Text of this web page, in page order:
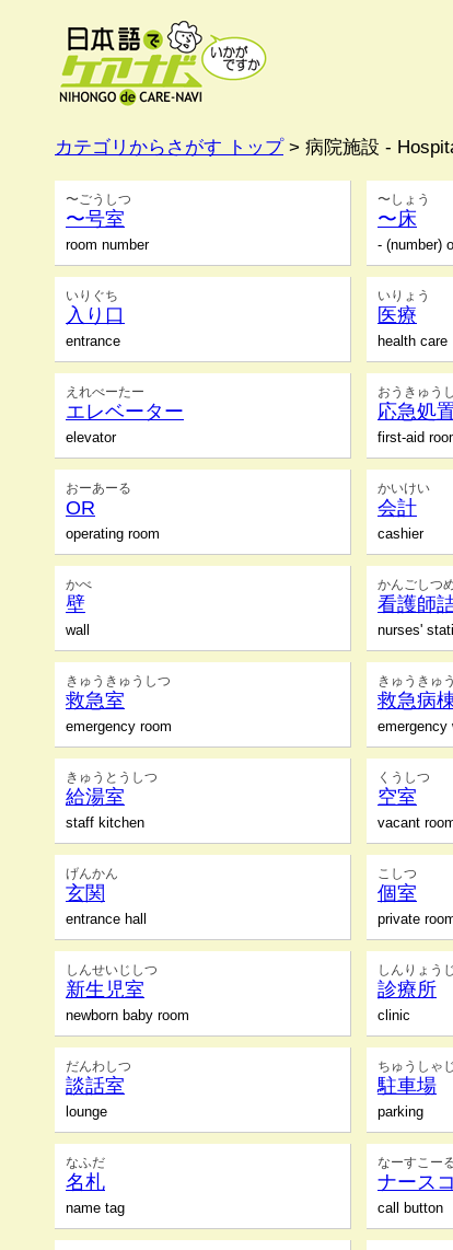
カテゴリからさがす トップ> 病院施設 -
〜ごうしつ
〜号室
room number
〜しょう
〜床
- (number)
いりぐち
入り口
entrance
いりょう
医療
health care
えれべーたー
エレベーター
elevator
おうきゅう
応急処
first-aid
おーあーる
OR
operating room
かいけい
会計
cashier
かべ
壁
wall
かんごしつ
看護師
nurses'
きゅうきゅうしつ
救急室
emergency room
きゅうきゅ
救急病
emergency
きゅうとうしつ
給湯室
staff kitchen
くうしつ
空室
vacant
げんかん
玄関
entrance hall
こしつ
個室
private
しんせいじしつ
新生児室
newborn baby room
しんりょう
診療所
clinic
だんわしつ
談話室
lounge
ちゅうしゃ
駐車場
parking
なふだ
名札
name tag
なーすこー
ナース
call button